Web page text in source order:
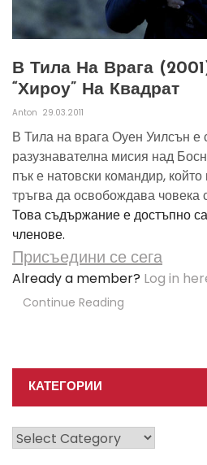
В Тила На Врага
“хироу” На Квадрат
Anton 29.03.2011
В Тила на врага Оуен Уилсън е
разузнавателна мисия над
пък е натовски командир,
тръгва да освобождава човека
Това съдържание е достъпно
членове.
Присъедини се сега
Already a member? Log in
Continue Reading
КАТЕГОРИИ
Категории